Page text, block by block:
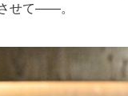
せて――。